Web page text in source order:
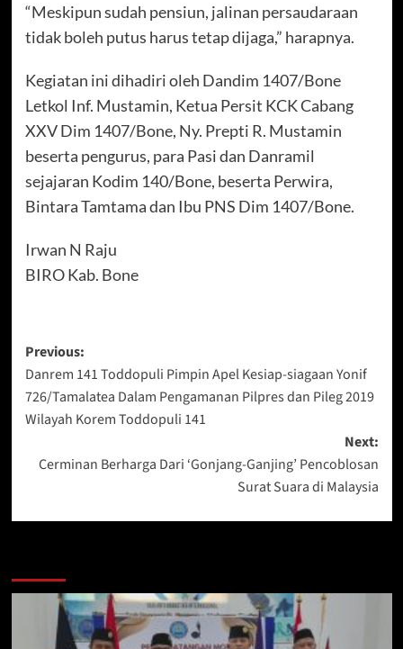
“Meskipun sudah pensiun, jalinan persaudaraan
tidak boleh putus harus tetap dijaga,” harapnya.
Kegiatan ini dihadiri oleh Dandim 1407/Bone
Letkol Inf. Mustamin, Ketua Persit KCK Cabang
XXV Dim 1407/Bone, Ny. Prepti R. Mustamin
beserta pengurus, para Pasi dan Danramil
sejajaran Kodim 140/Bone, beserta Perwira,
Bintara Tamtama dan Ibu PNS Dim 1407/Bone.
Irwan N Raju
BIRO Kab. Bone
Post
navigation
Previous:
Danrem 141 Toddopuli Pimpin Apel Kesiap-siagaan Yonif
726/Tamalatea Dalam Pengamanan Pilpres dan Pileg 2019
Wilayah Korem Toddopuli 141
Next:
Cerminan Berharga Dari ‘Gonjang-Ganjing’ Pencoblosan
Surat Suara di Malaysia